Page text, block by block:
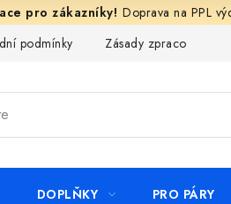
Doprava na PPL
podmínky Zásady zpracování
DOPLŇKY PRO PÁRY